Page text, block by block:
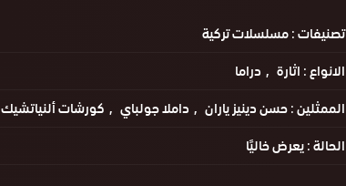
تصنيفات :مسلسلات تركية
الانواع :اثارة
دراما
الممثلين :حسن دينيز ياران داملا جولباي كورشات ألنياتشيك
الحالة :يعرض خاليًا